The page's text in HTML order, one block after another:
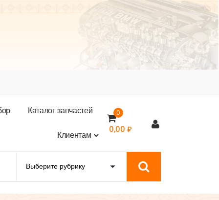
ор Каталогзапчастей
Клиентам
0
0,00 ₽